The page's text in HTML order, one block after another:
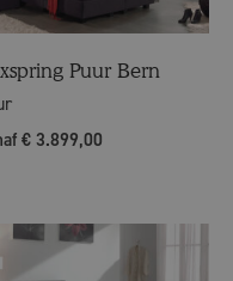
Puur Bern
€ 3.899,00